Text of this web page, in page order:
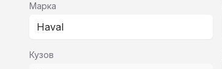
Марка
Haval
Кузов